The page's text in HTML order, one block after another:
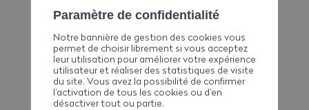
emilie.zambaz@implenia.com
+41584743232
Paramètre de confidentialité
Notre bannière de gestion des cookies vous
permet de choisir librement si vous acceptez
leur utilisation pour améliorer votre expérience
utilisateur et réaliser des statistiques de visite
du site. Vous avez la possibilité de confirmer
l’activation de tous les cookies ou d’en
désactiver tout ou partie.